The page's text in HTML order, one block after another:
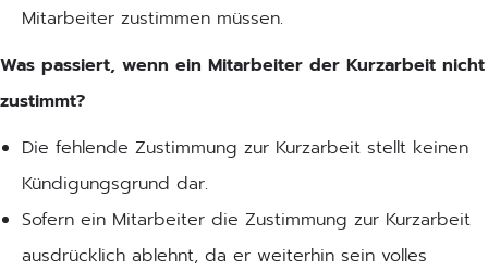
Mitarbeiter zustimmen müssen.
Was passiert, wenn ein Mitarbeiter der Kurzarbeit nicht
zustimmt?
Die fehlende Zustimmung zur Kurzarbeit stellt keinen
Kündigungsgrund dar.
Sofern ein Mitarbeiter die Zustimmung zur Kurzarbeit
ausdrücklich ablehnt, da er weiterhin sein volles